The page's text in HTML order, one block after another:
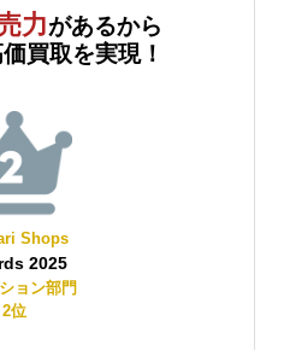
力があるから
買取を実現！
Shops
2025
ョン部門
2位